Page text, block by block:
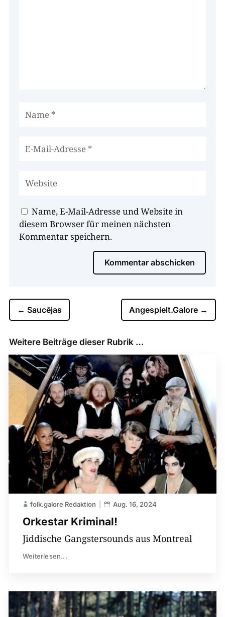
Name, E-Mail-Adresse und Website in
diesem Browser für meinen nächsten
Kommentar speichern.
Kommentar abschicken
← Saucējas Angespielt.Galore →
Weitere Beiträge dieser Rubrik …
Orkestar Kriminal!
folk.galore Redaktion Aug. 16, 2024
Jiddische Gangstersounds aus Montreal
Weiterlesen...